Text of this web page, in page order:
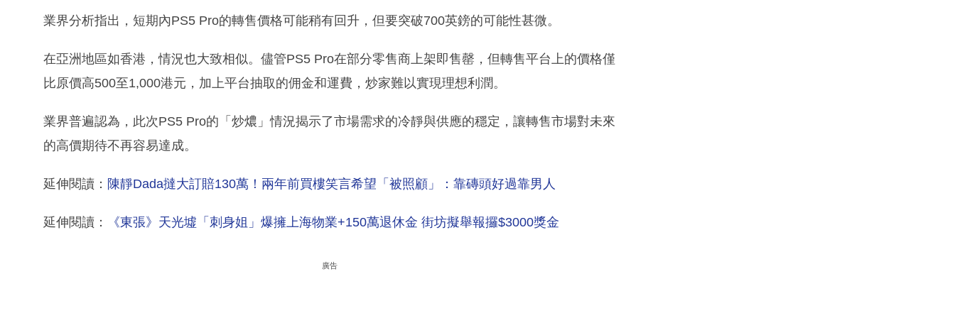
業界分析指出，短期內PS5 Pro的轉售價格可能稍有回升，但要突破700英鎊的可能性甚微。
在亞洲地區如香港，情況也大致相似。儘管PS5 Pro在部分零售商上架即售罄，但轉售平台上的價格僅
比原價高500至1,000港元，加上平台抽取的佣金和運費，炒家難以實現理想利潤。
業界普遍認為，此次PS5 Pro的「炒燶」情況揭示了市場需求的冷靜與供應的穩定，讓轉售市場對未來
的高價期待不再容易達成。
延伸閱讀： 陳靜Dada撻大訂賠130萬！兩年前買樓笑言希望「被照顧」：靠磚頭好過靠男人
延伸閱讀： 《東張》天光墟「刺身姐」爆擁上海物業+150萬退休金 街坊擬舉報攞$3000獎金
廣告